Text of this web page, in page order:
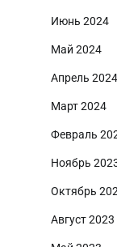
Июнь 2024
Май 2024
Апрель 2024
Март 2024
Февраль
Ноябрь
Октябрь
Август 2023